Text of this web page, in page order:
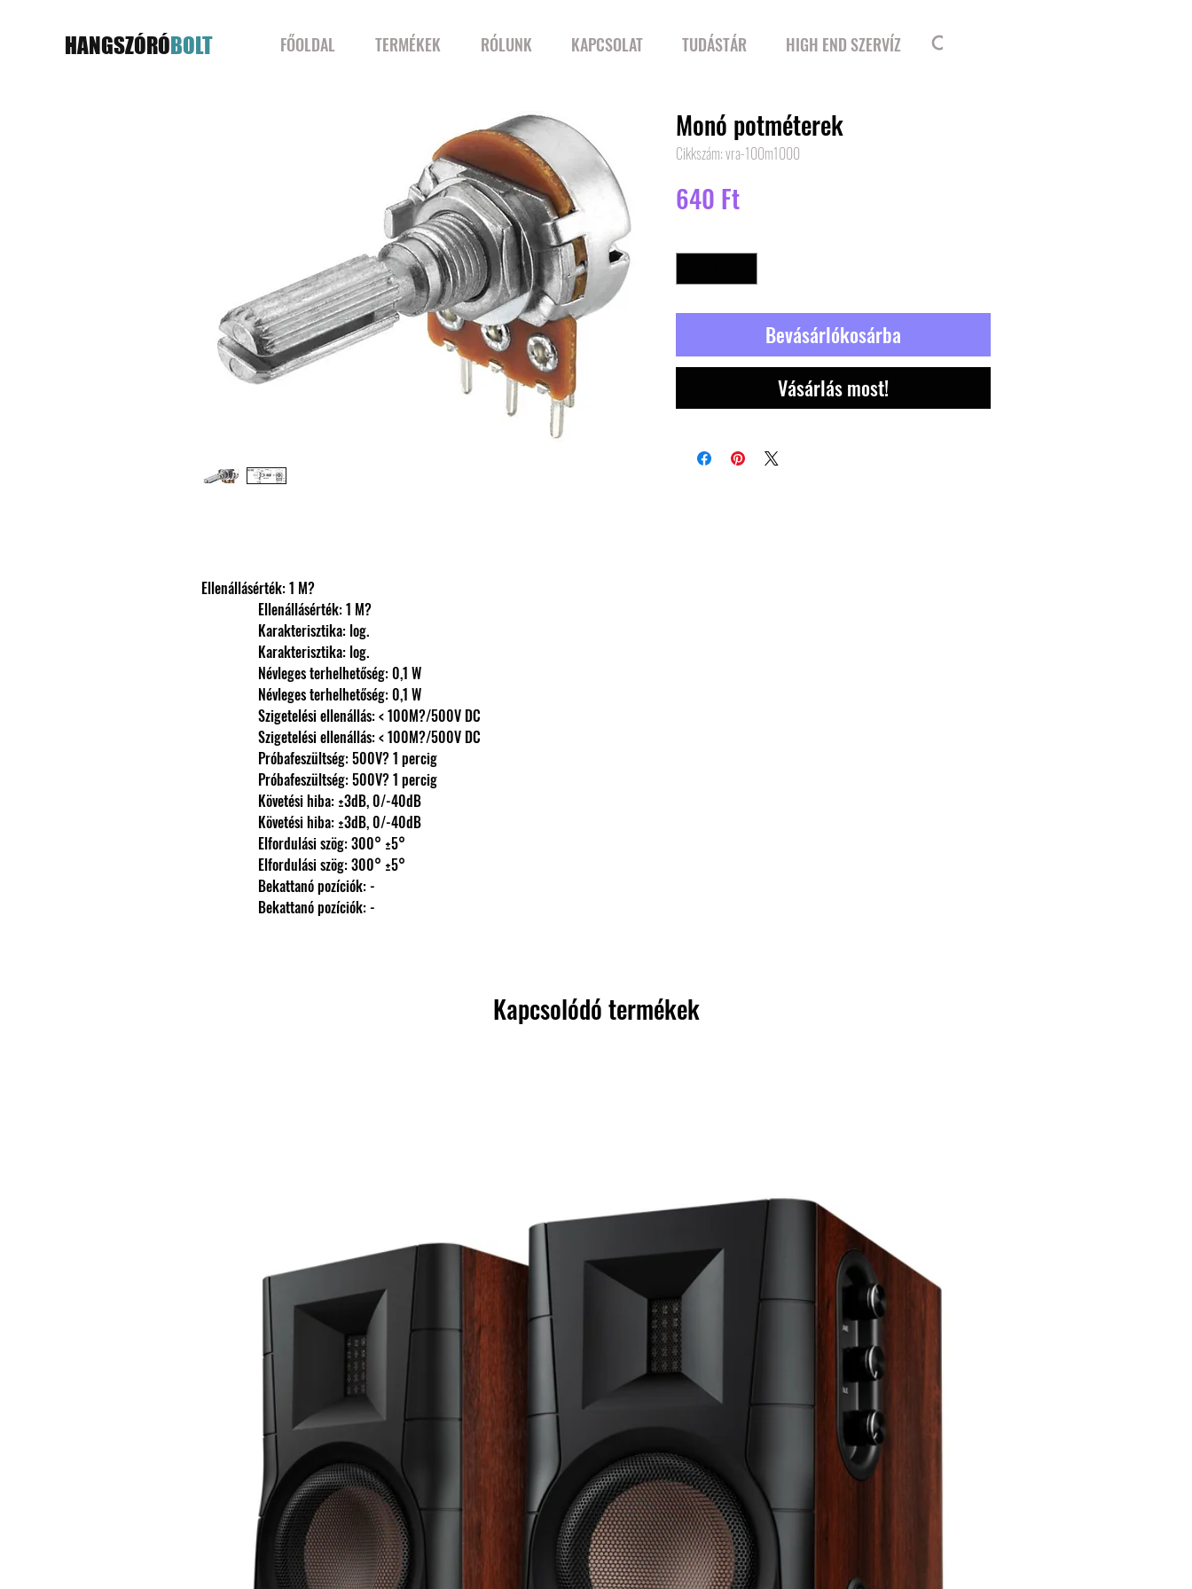
HANGSZÓRÓBOLT FŐOLDAL TERMÉKEK RÓLUNK KAPCSOLAT TUDÁSTÁR HIGH END SZERVÍZ
Ellenállásérték: 1 M?
                Ellenállásérték: 1 M?
                Karakterisztika: log.
                Karakterisztika: log.
                Névleges terhelhetőség: 0,1 W
                Névleges terhelhetőség: 0,1 W
                Szigetelési ellenállás: < 100M?/500V DC
                Szigetelési ellenállás: < 100M?/500V DC
                Próbafeszültség: 500V? 1 percig
                Próbafeszültség: 500V? 1 percig
                Követési hiba: ±3dB, 0/-40dB
                Követési hiba: ±3dB, 0/-40dB
                Elfordulási szög: 300° ±5°
                Elfordulási szög: 300° ±5°
                Bekattanó pozíciók: -
                Bekattanó pozíciók: -
Monó potméterek
Cikkszám: vra-100m1000
640 FtÁr
Bevásárlókosárba
Vásárlás most!
Kapcsolódó termékek